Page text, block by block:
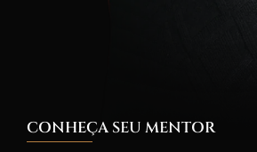
CONHEÇA SEU MENTOR